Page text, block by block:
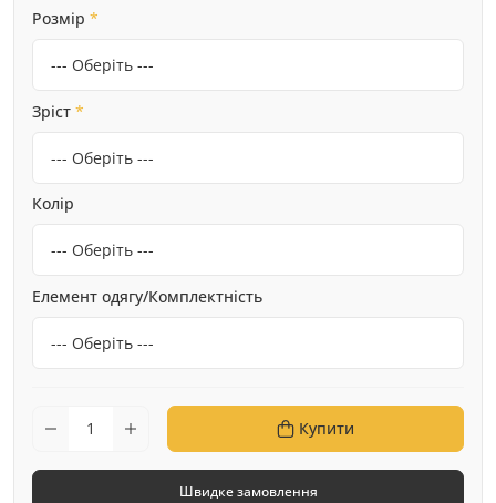
Розмір *
Зріст *
Колір
Елемент одягу/Комплектність
Купити
Швидке замовлення